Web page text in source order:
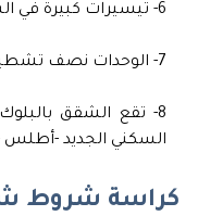
6- تيسيرات كبيرة في السداد.
7- الوحدات نصف تشطيب.
السكني الجديد -أطلس
كراسة شروط